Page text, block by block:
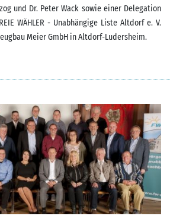
und Dr. Peter Wack sowie einer Delegation
WÄHLER - Unabhängige Liste Altdorf e. V.
Meier GmbH in Altdorf-Ludersheim.